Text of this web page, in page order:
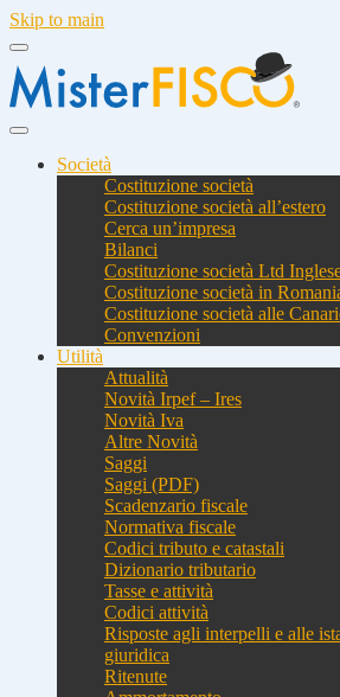
Skip to main
Società
Costituzione società
Costituzione società all’estero
Cerca un’impresa
Bilanci
Costituzione società Ltd
Costituzione società in
Costituzione società alle
Convenzioni
Utilità
Attualità
Novità Irpef – Ires
Novità Iva
Altre Novità
Saggi
Saggi (PDF)
Scadenzario fiscale
Normativa fiscale
Codici tributo e catastali
Dizionario tributario
Tasse e attività
Codici attività
Risposte agli interpelli e alle
giuridica
Ritenute